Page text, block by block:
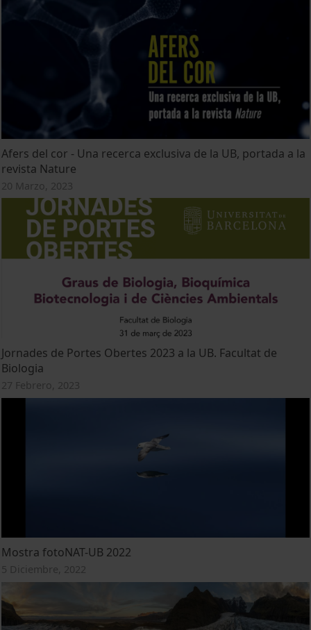
Afers del cor - Una recerca exclusiva de la UB, portada a la
revista Nature
20 Marzo, 2023
Jornades de Portes Obertes 2023 a la UB. Facultat de
Biologia
27 Febrero, 2023
Mostra fotoNAT-UB 2022
5 Diciembre, 2022